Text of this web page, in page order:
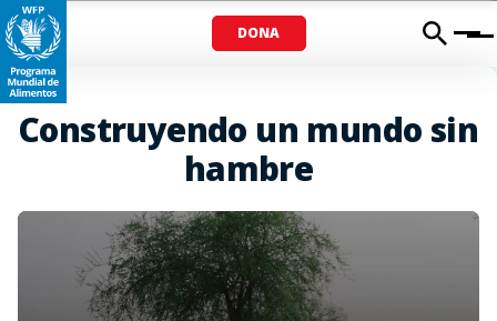
DONA Menu
Construyendo un mundo sin
hambre